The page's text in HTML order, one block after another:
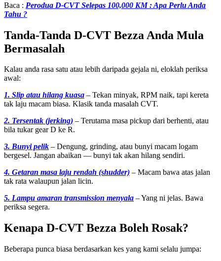
Baca : Perodua D-CVT Selepas 100,000 KM : Apa Perlu Anda
Tahu ?
Tanda-Tanda D-CVT Bezza Anda Mula
Bermasalah
Kalau anda rasa satu atau lebih daripada gejala ni, eloklah periksa
awal:
1. Slip atau hilang kuasa – Tekan minyak, RPM naik, tapi kereta
tak laju macam biasa. Klasik tanda masalah CVT.
2. Tersentak (jerking) – Terutama masa pickup dari berhenti, atau
bila tukar gear D ke R.
3. Bunyi pelik – Dengung, grinding, atau bunyi macam logam
bergesel. Jangan abaikan — bunyi tak akan hilang sendiri.
4. Getaran masa laju rendah (shudder) – Macam bawa atas jalan
tak rata walaupun jalan licin.
5. Lampu amaran transmission menyala – Yang ni jelas. Bawa
periksa segera.
Kenapa D-CVT Bezza Boleh Rosak?
Beberapa punca biasa berdasarkan kes yang kami selalu jumpa: